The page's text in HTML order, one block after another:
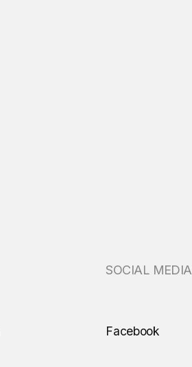
SOCIAL MEDIA
Facebook